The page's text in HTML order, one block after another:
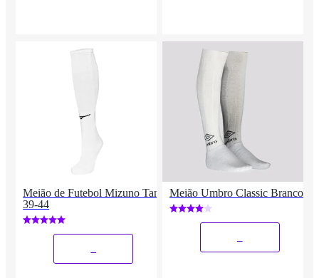
Meião de Futebol Mizuno Tam
39-44
Meião Umbro Classic Branco